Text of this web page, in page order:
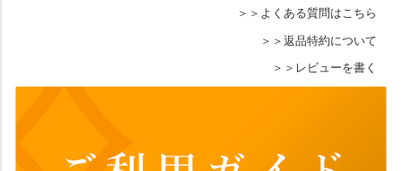
よくある質問はこちら
返品特約について
レビューを書く